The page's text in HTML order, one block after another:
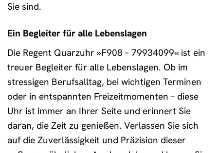
Sie sind.
Ein Begleiter für alle Lebenslagen
Die Regent Quarzuhr »F908 – 79934099« ist ein
treuer Begleiter für alle Lebenslagen. Ob im
stressigen Berufsalltag, bei wichtigen Terminen
oder in entspannten Freizeitmomenten – diese
Uhr ist immer an Ihrer Seite und erinnert Sie
daran, die Zeit zu genießen. Verlassen Sie sich
auf die Zuverlässigkeit und Präzision dieser